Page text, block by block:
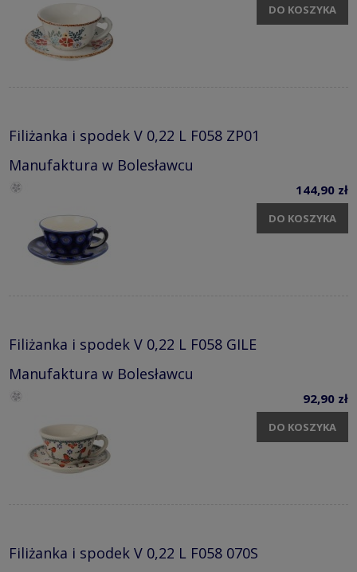
DO KOSZYKA
Filiżanka i spodek V 0,22 L F058 ZP01
Manufaktura w Bolesławcu
144,90 zł
DO KOSZYKA
Filiżanka i spodek V 0,22 L F058 GILE
Manufaktura w Bolesławcu
92,90 zł
DO KOSZYKA
Filiżanka i spodek V 0,22 L F058 070S